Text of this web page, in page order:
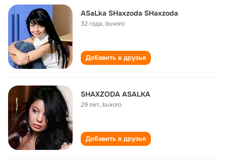
ASaLka SHaxzoda SHaxzoda
32 года,buxoro
Добавить в друзья
SHAXZODA ASALKA
29 лет,buxoro
Добавить в друзья